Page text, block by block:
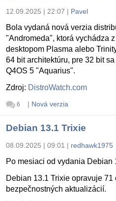
12.09.2025 | 22:07 | Pavel
Bola vydaná nová verzia
"Andromeda", ktorá vychádza
desktopom Plasma alebo
64 bit architektúru, pre 32 bit
Q4OS 5 "Aquarius".
Zdroj: DistroWatch.com
6 | Nová verzia
Debian 13.1 Trixie
08.09.2025 | 09:01 | redhawk1975
Po mesiaci od vydania Debian
Debian 13.1 Trixie opravuje 71
bezpečnostných aktualizácií.